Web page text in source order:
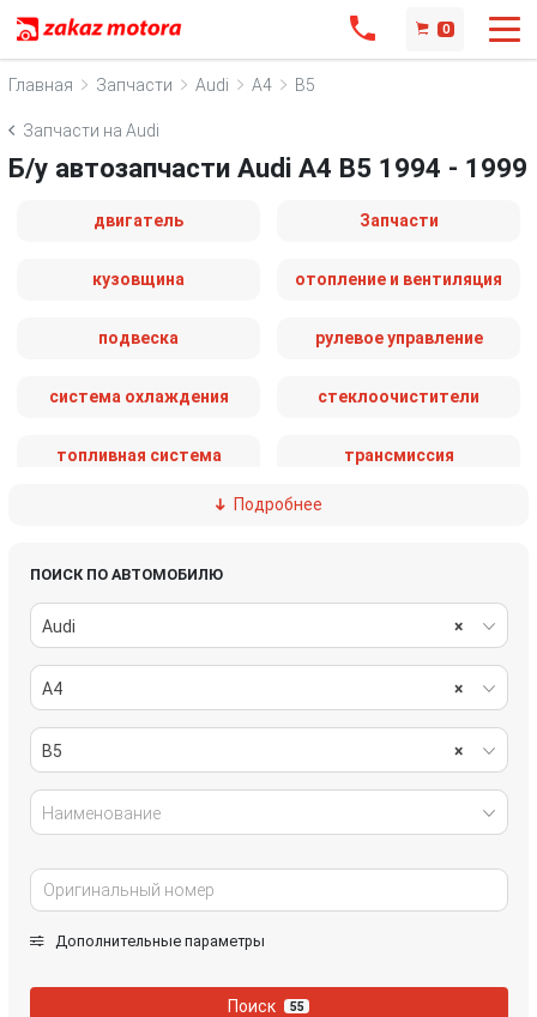
0
Главная Запчасти Audi A4 B5
Запчасти на Audi
Б/у автозапчасти Audi A4 B5 1994 - 1999
двигатель Запчасти
кузовщина отопление и вентиляция
подвеска рулевое управление
система охлаждения стеклоочистители
топливная система трансмиссия
Подробнее
ПОИСК ПО АВТОМОБИЛЮ
×
Audi
×
A4
×
B5
Наименование
Дополнительные параметры
Поиск 55